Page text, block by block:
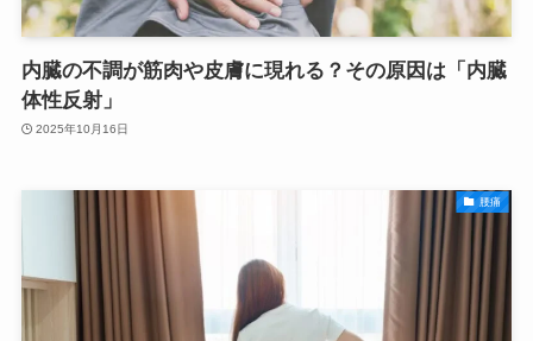
内臓の不調が筋肉や皮膚に現れる？その原因は「内臓
体性反射」
2025年10月16日
腰痛